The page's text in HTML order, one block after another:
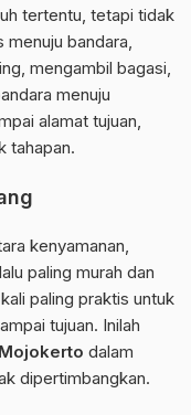
tertentu, tetapi tidak
menuju bandara,
mengambil bagasi,
menuju
alamat tujuan,
tahapan.
kenyamanan,
paling murah dan
paling praktis untuk
tujuan. Inilah
dalam
dipertimbangkan.